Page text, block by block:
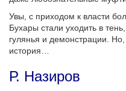
Увы, с приходом к власти
Бухары стали уходить в
гулянья и демонстрации. Но,
история…
Р. Назиров